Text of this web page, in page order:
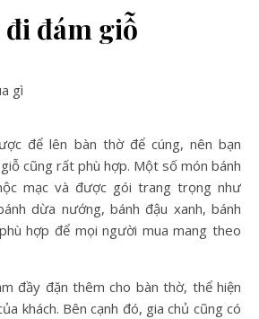
đám giỗ
để lên bàn thờ để cúng, nên bạn
cũng rất phù hợp. Một số món bánh
mạc và được gói trang trọng như
dừa nướng, bánh đậu xanh, bánh
hợp để mọi người mua mang theo
đầy đặn thêm cho bàn thờ, thể hiện
khách. Bên cạnh đó, gia chủ cũng có